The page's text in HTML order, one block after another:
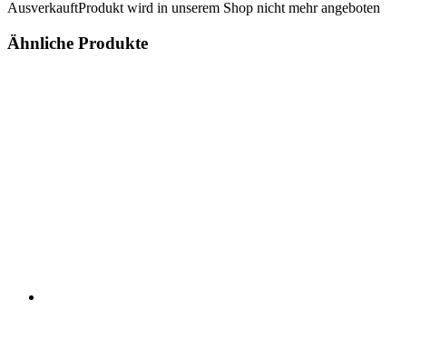
AusverkauftProdukt wird in unserem Shop nicht mehr angeboten
Ähnliche Produkte